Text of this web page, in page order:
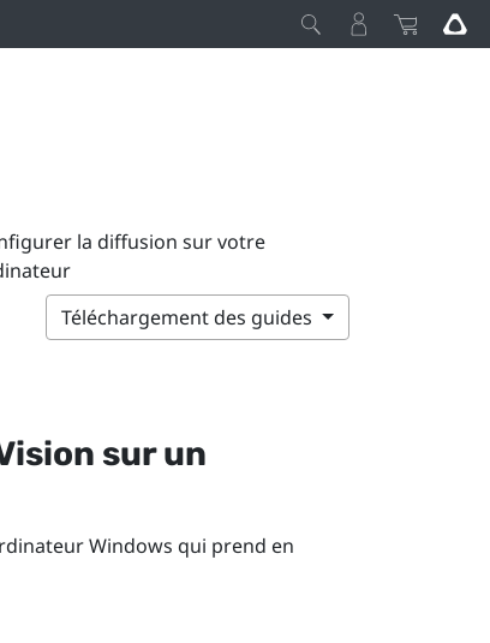
la diffusion sur votre
Téléchargement des guides
sur un
Windows qui prend en